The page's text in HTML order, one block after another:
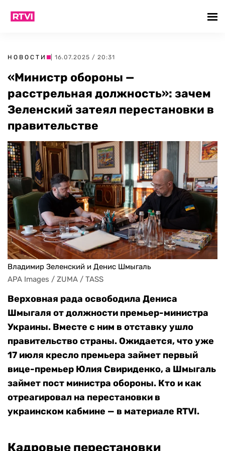
НОВОСТИ | 16.07.2025 / 20:31
«Министр обороны —
расстрельная должность»: зачем
Зеленский затеял перестановки в
правительстве
Владимир Зеленский и Денис Шмыгаль
APA Images / ZUMA / TASS
Верховная рада освободила Дениса
Шмыгаля от должности премьер-министра
Украины. Вместе с ним в отставку ушло
правительство страны. Ожидается, что уже
17 июля кресло премьера займет первый
вице-премьер Юлия Свириденко, а Шмыгаль
займет пост министра обороны. Кто и как
отреагировал на перестановки в
украинском кабмине — в материале RTVI.
Кадровые перестановки